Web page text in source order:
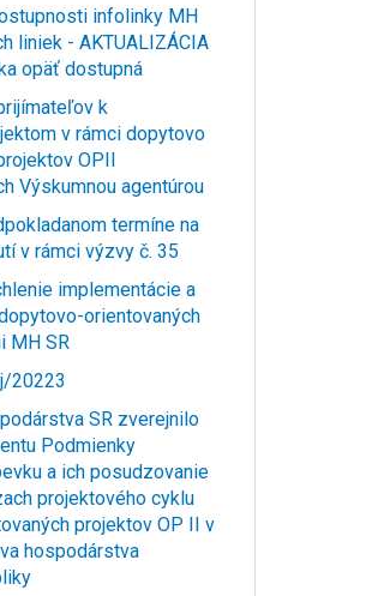
infolinky MH
liniek - AKTUALIZÁCIA
opäť dostupná
k
v rámci dopytovo
OPII
Výskumnou agentúrou
termíne na
v rámci výzvy č. 35
implementácie a
orientovaných
MH SR
20223
SR zverejnilo
Podmienky
a ich posudzovanie
projektového cyklu
projektov OP II v
hospodárstva